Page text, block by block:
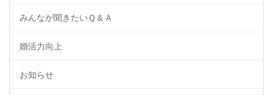
みんなが聞きたいＱ＆Ａ
婚活力向上
お知らせ